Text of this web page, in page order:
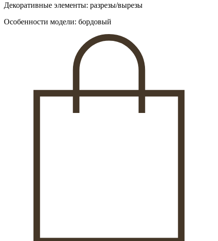
Декоративные элементы: разрезы/вырезы
Особенности модели: бордовый